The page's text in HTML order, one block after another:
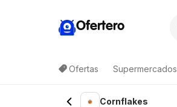
Ofertero
Ofertas Supermercados
Lista de productos
Cornflakes